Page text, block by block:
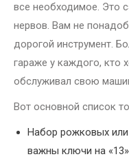
все необходимое. Это
нервов. Вам не
дорогой инструмент.
гараже у каждого, кто
обслуживал свою
Вот основной список
Набор рожковых
важны ключи на «13»